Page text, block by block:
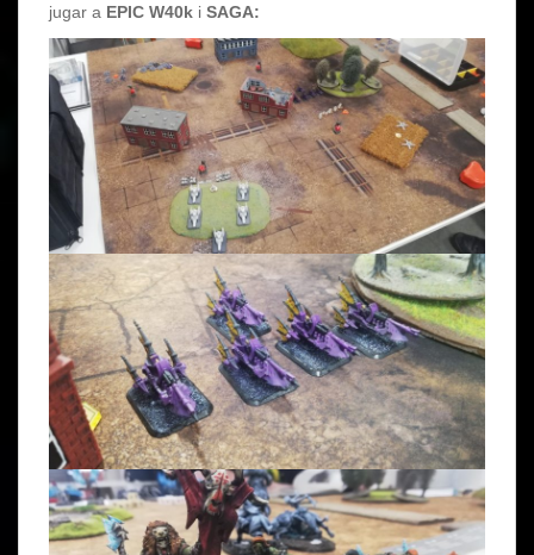
jugar a EPIC W40k i SAGA: